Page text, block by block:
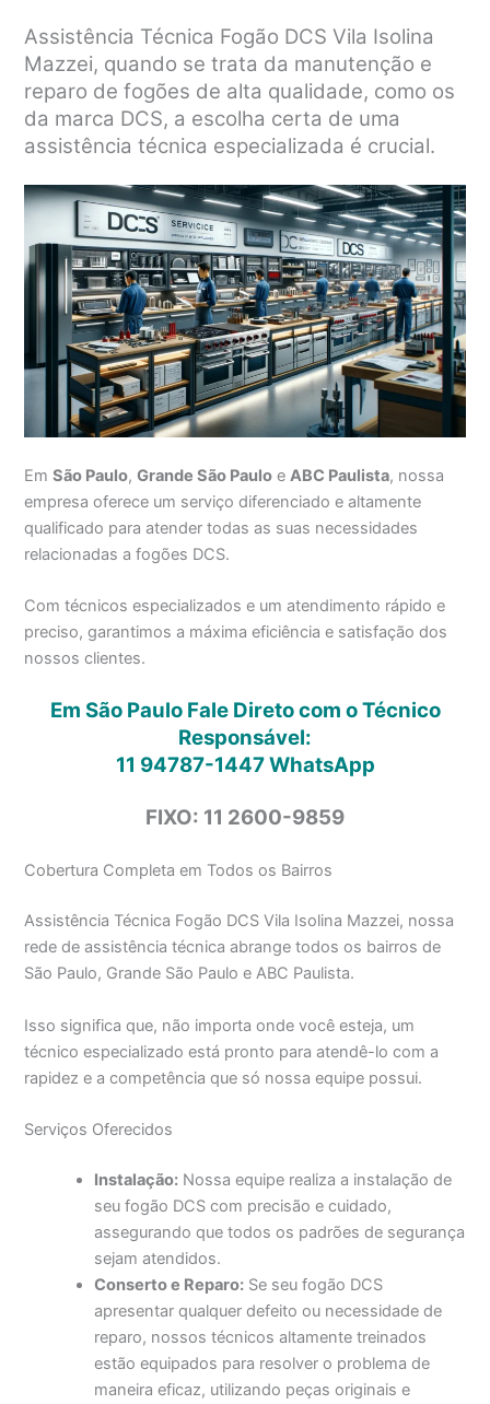
Assistência Técnica Fogão DCS Vila Isolina
Mazzei, quando se trata da manutenção e
reparo de fogões de alta qualidade, como os
da marca DCS, a escolha certa de uma
assistência técnica especializada é crucial.
EmSão Paulo,Grande São Paulo eABC Paulista, nossa
empresa oferece um serviço diferenciado e altamente
qualificado para atender todas as suas necessidades
relacionadas a fogões DCS.
Com técnicos especializados e um atendimento rápido e
preciso, garantimos a máxima eficiência e satisfação dos
nossos clientes.
Em São Paulo Fale Direto com o Técnico
Responsável:
11 94787-1447WhatsApp
FIXO: 11 2600-9859
Cobertura Completa em Todos os Bairros
Assistência Técnica Fogão DCS Vila Isolina Mazzei, nossa
rede de assistência técnica abrange todos os bairros de
São Paulo, Grande São Paulo e ABC Paulista.
Isso significa que, não importa onde você esteja, um
técnico especializado está pronto para atendê-lo com a
rapidez e a competência que só nossa equipe possui.
Serviços Oferecidos
Instalação: Nossa equipe realiza a instalação de
seu fogão DCS com precisão e cuidado,
assegurando que todos os padrões de segurança
sejam atendidos.
Conserto e Reparo: Se seu fogão DCS
apresentar qualquer defeito ou necessidade de
reparo, nossos técnicos altamente treinados
estão equipados para resolver o problema de
maneira eficaz, utilizando peças originais e